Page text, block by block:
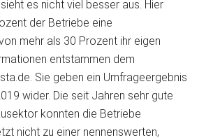
es nicht viel besser aus. Hier
der Betriebe eine
mehr als 30 Prozent ihr eigen
entstammen dem
Sie geben ein Umfrageergebnis
wider. Die seit Jahren sehr gute
konnten die Betriebe
nicht zu einer nennenswerten,